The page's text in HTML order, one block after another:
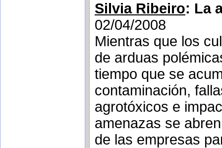
Silvia Ribeiro: La
02/04/2008
Mientras que los
de arduas
tiempo que se
contaminación,
agrotóxicos e
amenazas se
de las empresas